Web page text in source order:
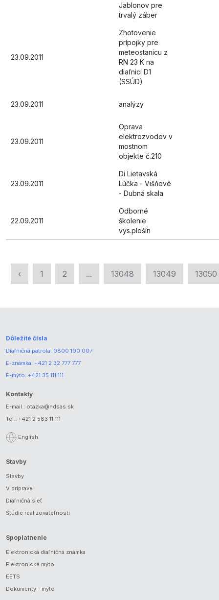
Jablonov pre
trvalý záber
23.09.2011
Zhotovenie
prípojky pre
meteostanicu z
RN 23 K na
diaľnici D1
(SSÚD)
23.09.2011 analýzy
23.09.2011
Oprava
elektrozvodov v
mostnom
objekte č.210
23.09.2011
Di Lietavská
Lúčka - Višňové
- Dubná skala
22.09.2011
Odborné
školenie
vys.plošín
‹ 1 2 ... 13048 13049 13050
Dôležité čísla
Diaľničná patrola: 0800 100 007
E-známka: +421 2 32 777 777
E-mýto: +421 35 111 111
Kontakty
E-mail.: otazka@ndsas.sk
Tel.: +421 2 583 11 111
English
Stavby
Stavby
V príprave
Diaľničná sieť
Štúdie realizovateľnosti
Spoplatnenie
Elektronická diaľničná známka
Elektronické mýto
EETS
Dokumenty - mýto